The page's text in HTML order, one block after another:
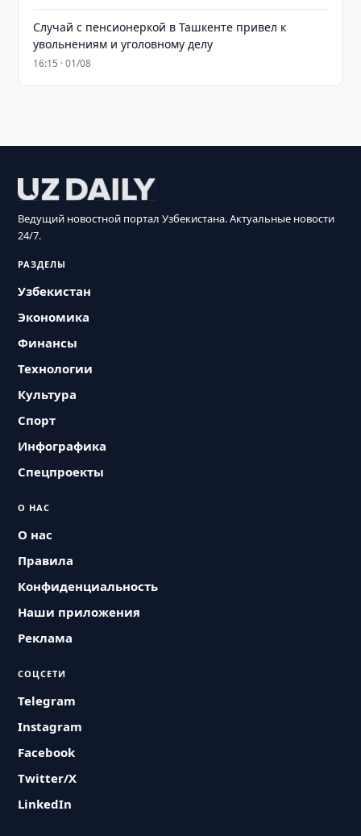
Случай с пенсионеркой в Ташкенте привел к
увольнениям и уголовному делу
16:15 · 01/08
Ведущий новостной портал Узбекистана. Актуальные новости
24/7.
РАЗДЕЛЫ
Узбекистан
Экономика
Финансы
Технологии
Культура
Спорт
Инфографика
Спецпроекты
О НАС
О нас
Правила
Конфиденциальность
Наши приложения
Реклама
СОЦСЕТИ
Telegram
Instagram
Facebook
Twitter/X
LinkedIn